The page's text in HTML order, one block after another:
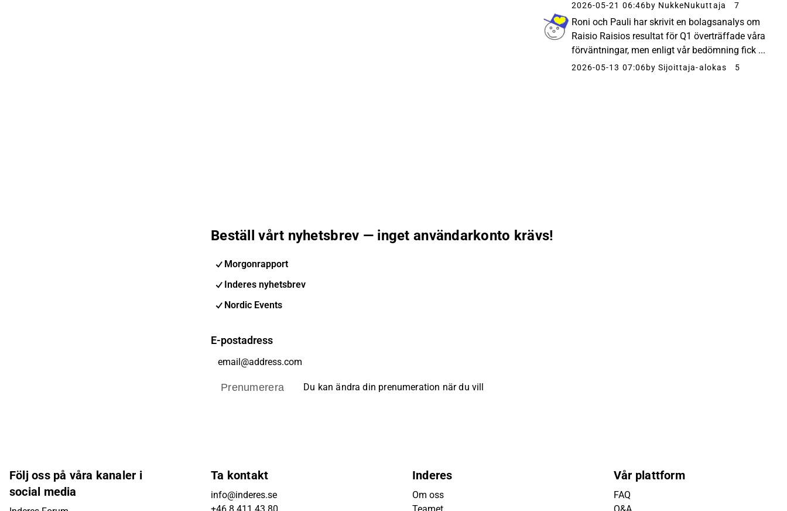
2026-05-21 06:46by NukkeNukuttaja 7
Roni och Pauli har skrivit en bolagsanalys om
Raisio Raisios resultat för Q1 överträffade våra
förväntningar, men enligt vår bedömning fick ...
2026-05-13 07:06by Sijoittaja-alokas 5
Beställ vårt nyhetsbrev — inget användarkonto krävs!
Morgonrapport
Inderes nyhetsbrev
Nordic Events
E-postadress
Prenumerera Du kan ändra din prenumeration när du vill
Följ oss på våra kanaler i
social media
Ta kontakt
info@inderes.se
Inderes
Om oss
Vår plattform
FAQ